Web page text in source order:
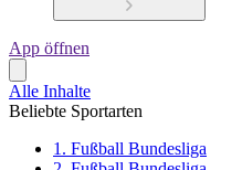
App öffnen
Alle Inhalte
Beliebte Sportarten
1. Fußball Bundesliga